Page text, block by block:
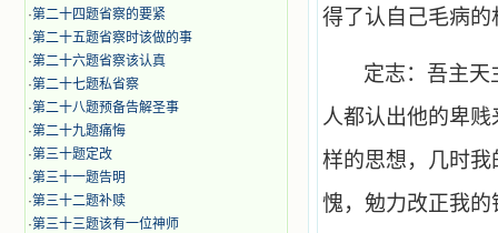
·第二十四题省察的要紧
·第二十五题省察时该做的事
·第二十六题省察该认真
·第二十七题私省察
·第二十八题预备告解圣事
·第二十九题痛悔
·第三十题定改
·第三十一题告明
·第三十二题补赎
·第三十三题该有一位神师
得了认自己毛病
定志：吾主天
人都认出他的卑
样的思想，几时
愧，勉力改正我